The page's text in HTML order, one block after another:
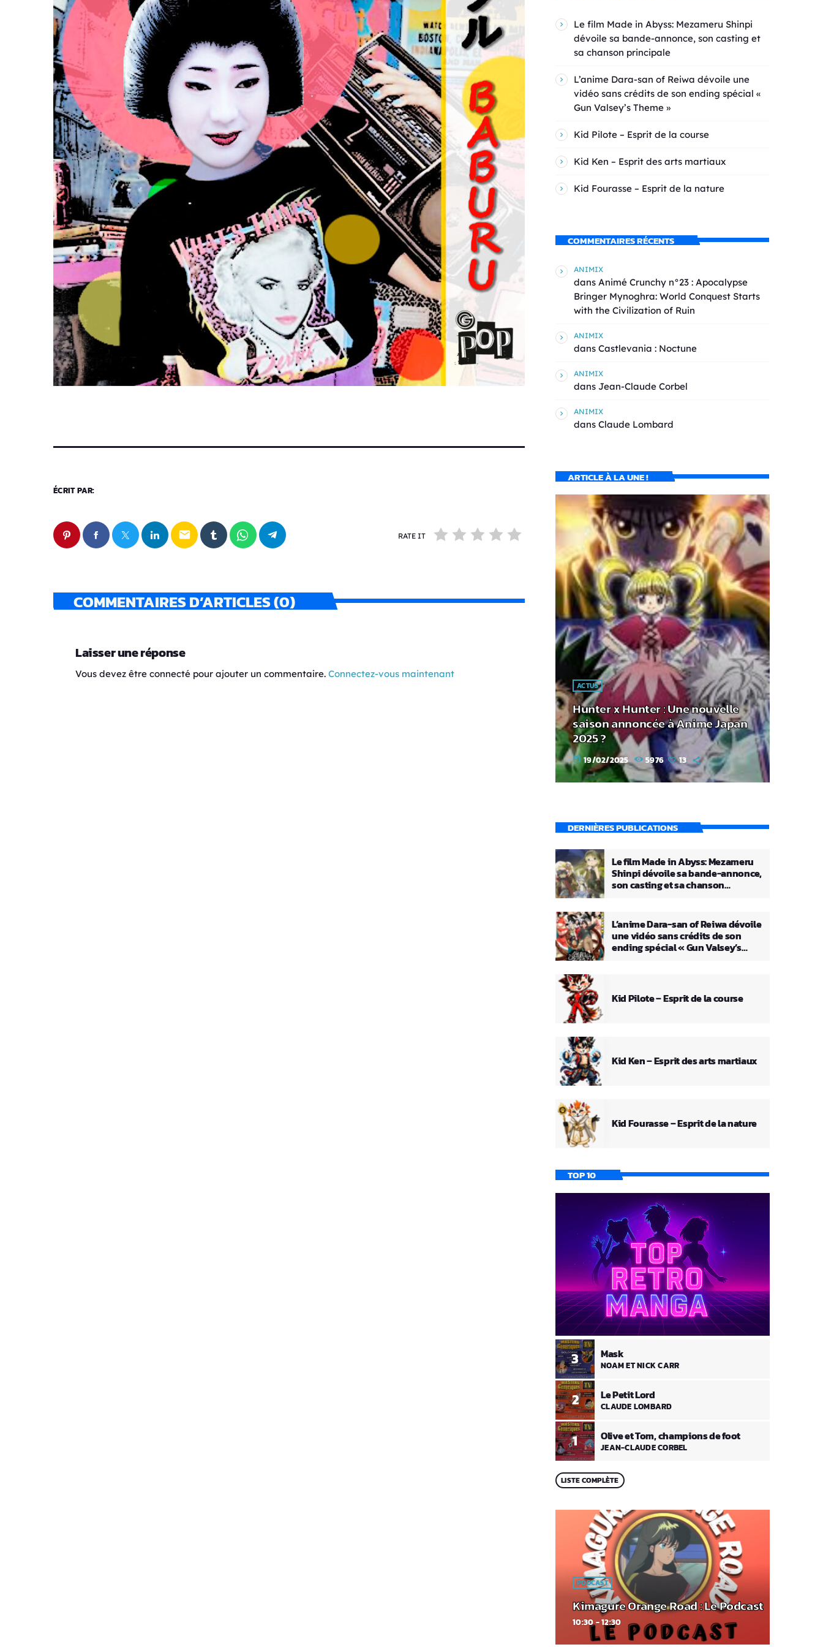
ÉCRIT PAR:
email RATE IT
COMMENTAIRES D’ARTICLES (0)
Laisser une réponse
Vous devez être connecté pour ajouter un commentaire. Connectez-vous maintenant
Le film Made in Abyss: Mezameru Shinpi
dévoile sa bande-annonce, son casting et
sa chanson principale
L’anime Dara-san of Reiwa dévoile une
vidéo sans crédits de son ending spécial «
Gun Valsey’s Theme »
Kid Pilote – Esprit de la course
Kid Ken – Esprit des arts martiaux
Kid Fourasse – Esprit de la nature
COMMENTAIRES RÉCENTS
ANIMIX
dans Animé Crunchy n°23 : Apocalypse
Bringer Mynoghra: World Conquest Starts
with the Civilization of Ruin
ANIMIX
dans Castlevania : Noctune
ANIMIX
dans Jean-Claude Corbel
ANIMIX
dans Claude Lombard
ARTICLE À LA UNE !
ACTUS
Hunter x Hunter : Une nouvelle
saison annoncée à Anime Japan
2025 ?
today 19/02/2025 5976 13
DERNIÈRES PUBLICATIONS
Le film Made in Abyss: Mezameru
Shinpi dévoile sa bande-annonce,
son casting et sa chanson
L’anime Dara-san of Reiwa dévoile
une vidéo sans crédits de son
ending spécial « Gun Valsey’s
Kid Pilote – Esprit de la course
Kid Ken – Esprit des arts martiaux
Kid Fourasse – Esprit de la nature
TOP 10
1 Olive et Tom, champions de foot
JEAN-CLAUDE CORBEL
2 Le Petit Lord
CLAUDE LOMBARD
3 Mask
NOAM ET NICK CARR
LISTE COMPLÈTE
PODCAST
Kimagure Orange Road : Le Podcast
10:30 - 12:30